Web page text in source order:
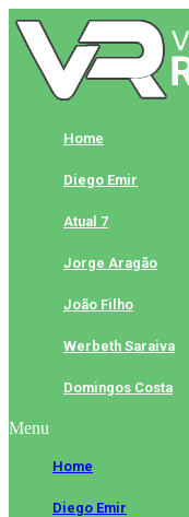
Skip
to
content
Home
Diego Emir
Atual 7
Jorge Aragão
João Filho
Werbeth Saraiva
Domingos Costa
Menu
Home
Diego Emir